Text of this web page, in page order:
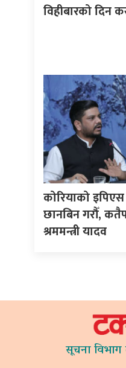
विहीबारको दिन
कोरियाको
छानबिन गरौँ,
श्रममन्त्री यादव
सूचना